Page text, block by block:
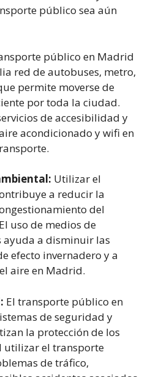
público sea aún
público en Madrid
red de autobuses, metro,
permite moverse de
por toda la ciudad.
de accesibilidad y
acondicionado y wifi en
Utilizar el
a reducir la
del
uso de medios de
ayuda a disminuir las
efecto invernadero y a
aire en Madrid.
El transporte público en
de seguridad y
la protección de los
utilizar el transporte
de tráfico,